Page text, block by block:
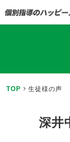
TOP 生徒様の声
深井